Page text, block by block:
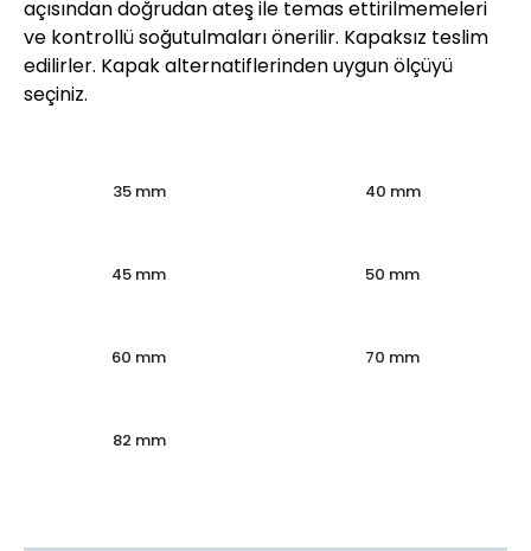
açısından doğrudan ateş ile temas ettirilmemeleri
ve kontrollü soğutulmaları önerilir. Kapaksız teslim
edilirler. Kapak alternatiflerinden uygun ölçüyü
seçiniz.
35 mm 40 mm
45 mm 50 mm
60 mm 70 mm
82 mm